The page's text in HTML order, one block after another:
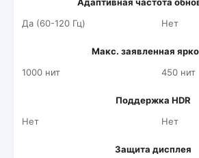
Да (60-120 Гц)
Нет
Макс. заявленная
1000 нит
450 нит
Поддержка HDR
Нет
Нет
Защита дисплея